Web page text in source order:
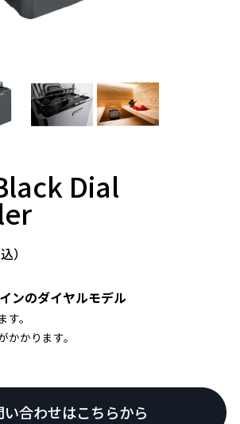
Dial
）
ンのダイヤルモデル
。
かります。
い合わせはこちらから